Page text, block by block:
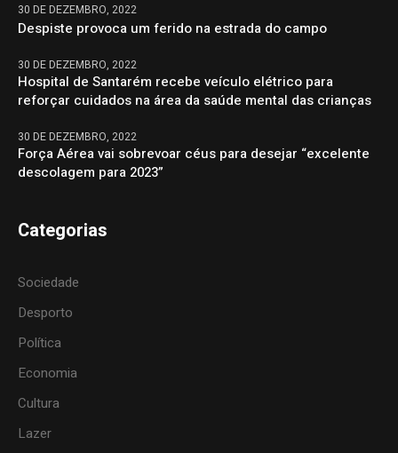
30 DE DEZEMBRO, 2022
Despiste provoca um ferido na estrada do campo
30 DE DEZEMBRO, 2022
Hospital de Santarém recebe veículo elétrico para
reforçar cuidados na área da saúde mental das crianças
30 DE DEZEMBRO, 2022
Força Aérea vai sobrevoar céus para desejar “excelente
descolagem para 2023”
Categorias
Sociedade
Desporto
Política
Economia
Cultura
Lazer